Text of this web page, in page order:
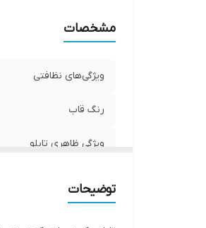
مشخصات
ویژگی‌های نظافتی
رنگ قاب
ویژگی ظاهری تابلو
توضیحات